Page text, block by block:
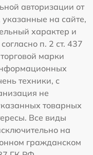
авторизации от
на сайте,
характер и
п. 2 ст. 437
марки
техники, с
не
товарных
Все виды
на
гражданском